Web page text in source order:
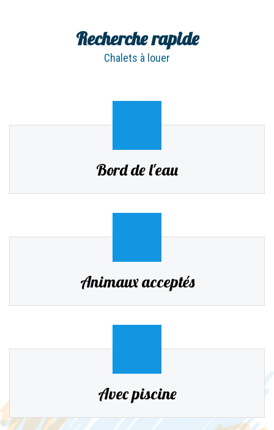
Recherche rapide
Chalets à louer
Bord de l'eau
Animaux acceptés
Avec piscine